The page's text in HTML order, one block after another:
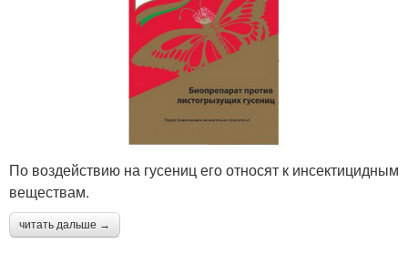
По воздействию на гусениц его относят к инсектицидным
веществам.
читать дальше →